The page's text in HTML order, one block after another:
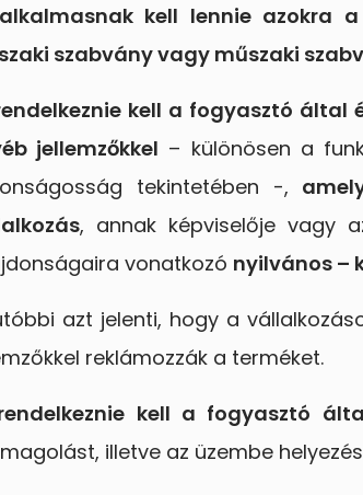
alkalmasnak kell lennie azokra
szabvány vagy műszaki
kell a fogyasztó által
jellemzőkkel – különösen a
tekintetében -,
, annak képviselője vagy
vonatkozó nyilvános –
azt jelenti, hogy a
reklámozzák a terméket.
kell a fogyasztó
illetve az üzembe